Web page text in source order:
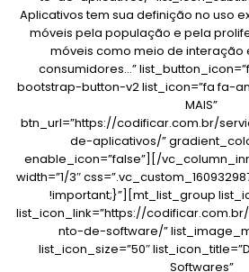
Aplicativos tem sua definição no uso
móveis pela população e pela
móveis como meio de interação
consumidores…”
bootstrap-button-v2 list_icon=”fa fa-
MAIS”
btn_url=”https://codificar.com.br/
de-aplicativos/”
enable_icon=”false”][/
width=”1/3″
!important;}”][mt_list_group
list_icon_link=”https://
nto-de-software/”
list_icon_size=”50″
Softwares”